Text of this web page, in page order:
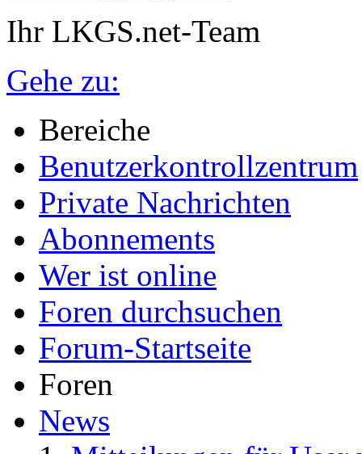
Ihr LKGS.net-Team
Gehe zu:
Bereiche
Benutzerkontrollzentrum
Private Nachrichten
Abonnements
Wer ist online
Foren durchsuchen
Forum-Startseite
Foren
News